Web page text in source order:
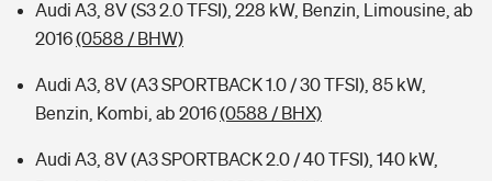
Audi A3, 8V (S3 2.0 TFSI), 228 kW, Benzin, Limousine, ab
2016(0588 / BHW)
Audi A3, 8V (A3 SPORTBACK 1.0 / 30 TFSI), 85 kW,
Benzin, Kombi, ab 2016(0588 / BHX)
Audi A3, 8V (A3 SPORTBACK 2.0 / 40 TFSI), 140 kW,